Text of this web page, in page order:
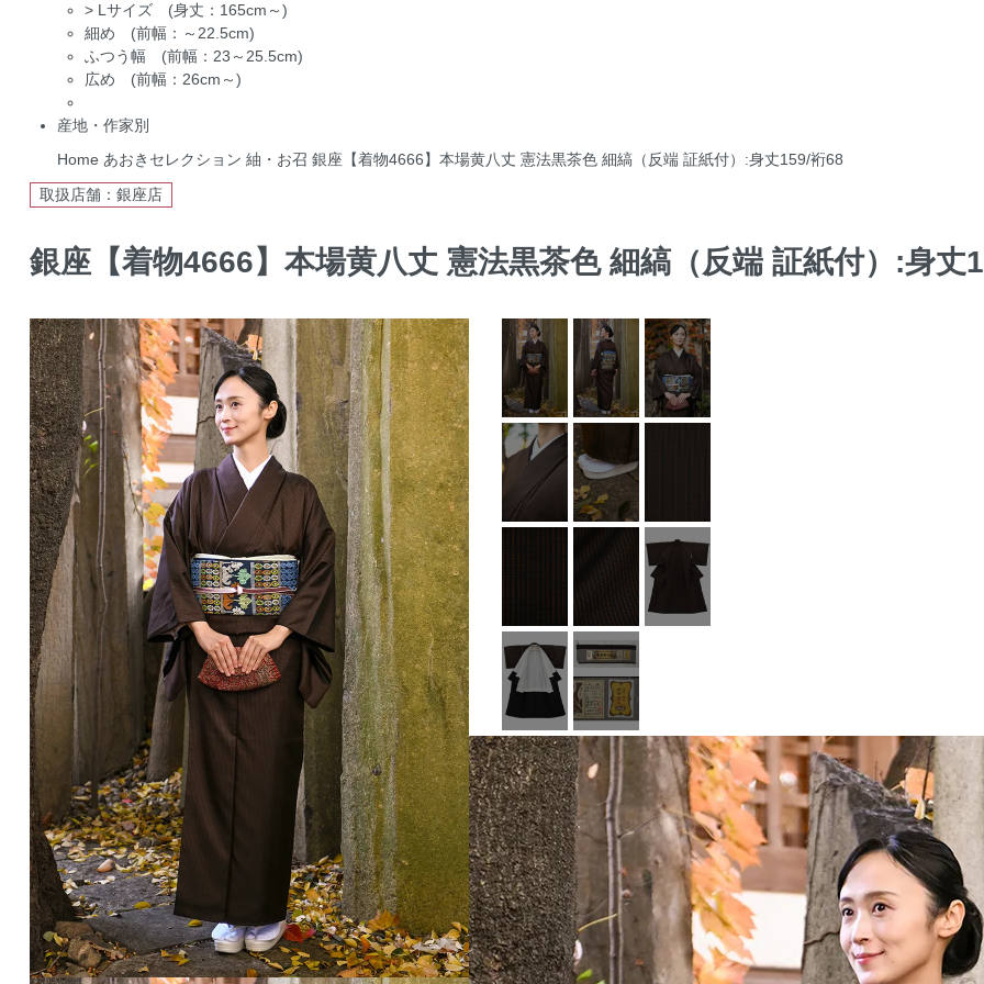
> Lサイズ (身丈：165cm～)
細め (前幅：～22.5cm)
ふつう幅 (前幅：23～25.5cm)
広め (前幅：26cm～)
産地・作家別
Home あおきセレクション 紬・お召 銀座【着物4666】本場黄八丈 憲法黒茶色 細縞（反端 証紙付）:身丈159/裄68
取扱店舗：銀座店
銀座【着物4666】本場黄八丈 憲法黒茶色 細縞（反端 証紙付）:身丈